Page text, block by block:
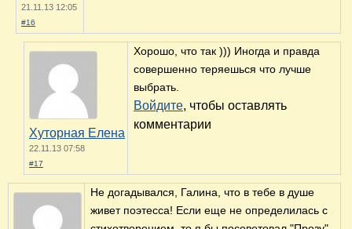
21.11.13 12:05
#16
Хуторная Елена
22.11.13 07:58
#17
Хорошо, что так ))) Иногда и правда
совершенно теряешься что лучше
выбрать.
Войдите, чтобы оставлять
комментарии
Не догадывался, Галина, что в тебе в душе
живет поэтесса! Если еще не определилась с